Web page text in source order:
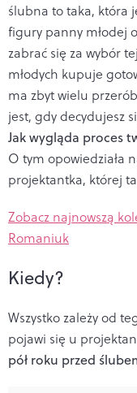
ślubna to taka, która
figury panny młodej
zabrać się za wybór
młodych kupuje
ma zbyt wielu
jest, gdy decydujesz
Jak wygląda proces
O tym opowiedziała
projektantka, której
Zobacz najnowszą
Romaniuk
Kiedy?
Wszystko zależy od
pojawi się u
pół roku przed